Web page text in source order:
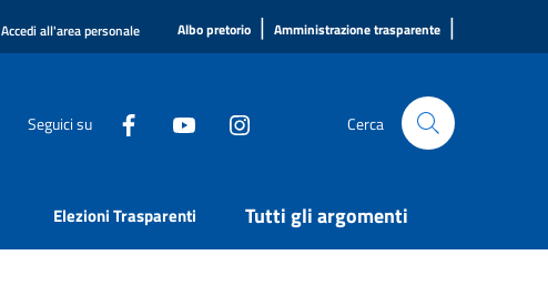
Accedi all'area personale Albo pretorio | Amministrazione trasparente |
Seguici su Cerca
Elezioni Trasparenti Tutti gli argomenti